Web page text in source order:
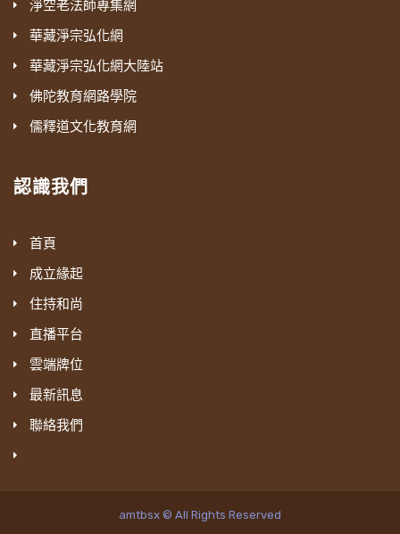
淨空老法師專集網
華藏淨宗弘化網
華藏淨宗弘化網大陸站
佛陀教育網路學院
儒釋道文化教育網
認識我們
首頁
成立緣起
住持和尚
直播平台
雲端牌位
最新訊息
聯絡我們
amtbsx © All Rights Reserved